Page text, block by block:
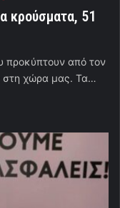
κρούσματα, 51
προκύπτουν από τον
στη χώρα μας. Τα…